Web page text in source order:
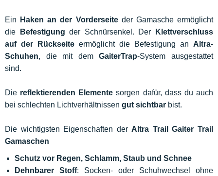
Ein Haken an der Vorderseiteder Gamasche ermöglicht
die
Befestigung der Schnürsenkel. Der
Klettverschluss
auf der Rückseite ermöglicht die Befestigung an Altra-
Schuhen, die mit demGaiterTrap-System ausgestattet
sind.
Die reflektierenden Elemente sorgen dafür, dass du auch
bei schlechten Lichtverhältnissen gut sichtbar bist.
Die wichtigsten Eigenschaften der Altra Trail Gaiter Trail
Gamaschen
Schutz vor Regen, Schlamm, Staub und Schnee
Dehnbarer
Stoff: Socken- oder Schuhwechsel ohne